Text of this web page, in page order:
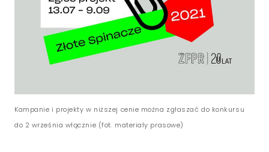
Kampanie i projekty w niższej cenie można zgłaszać do konkursu
do 2 września włącznie (fot. materiały prasowe)